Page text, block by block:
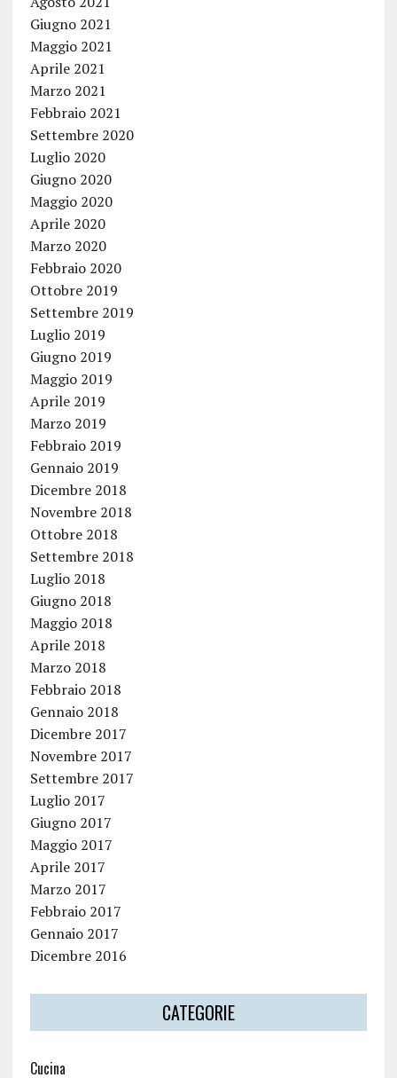
Giugno 2021
Maggio 2021
Aprile 2021
Marzo 2021
Febbraio 2021
Settembre 2020
Luglio 2020
Giugno 2020
Maggio 2020
Aprile 2020
Marzo 2020
Febbraio 2020
Ottobre 2019
Settembre 2019
Luglio 2019
Giugno 2019
Maggio 2019
Aprile 2019
Marzo 2019
Febbraio 2019
Gennaio 2019
Dicembre 2018
Novembre 2018
Ottobre 2018
Settembre 2018
Luglio 2018
Giugno 2018
Maggio 2018
Aprile 2018
Marzo 2018
Febbraio 2018
Gennaio 2018
Dicembre 2017
Novembre 2017
Settembre 2017
Luglio 2017
Giugno 2017
Maggio 2017
Aprile 2017
Marzo 2017
Febbraio 2017
Gennaio 2017
Dicembre 2016
CATEGORIE
Cucina